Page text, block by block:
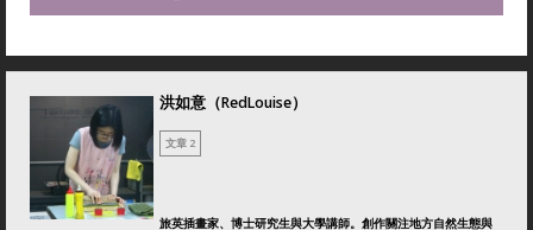
洪如意（RedLouise）
文章 2
旅英插畫家、博士研究生與大學講師。創作關注地方自然生態與